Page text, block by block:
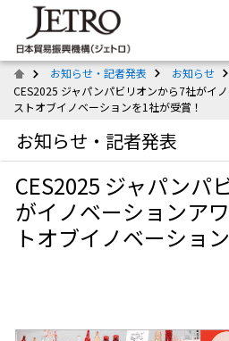
お知らせ・記者発表 お知らせ
CES2025 ジャパンパビリオンから7社がイ
ストオブイノベーションを1社が受賞！
お知らせ・記者発表
CES2025 ジャパンパ
がイノベーションア
トオブイノベーショ